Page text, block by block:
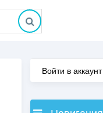
Войти в аккаунт